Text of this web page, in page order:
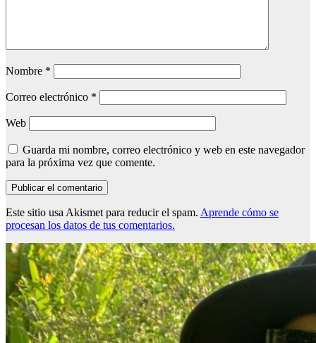
Nombre *
Correo electrónico *
Web
Guarda mi nombre, correo electrónico y web en este navegador
para la próxima vez que comente.
Este sitio usa Akismet para reducir el spam. Aprende cómo se
procesan los datos de tus comentarios.